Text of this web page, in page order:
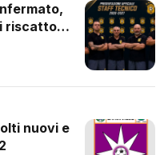
riscatto
nuovi e